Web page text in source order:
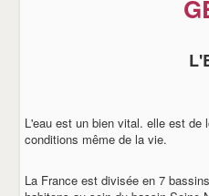
C'EST
L'eau est un bien vital. elle est de
conditions même de la vie.
La France est divisée en 7